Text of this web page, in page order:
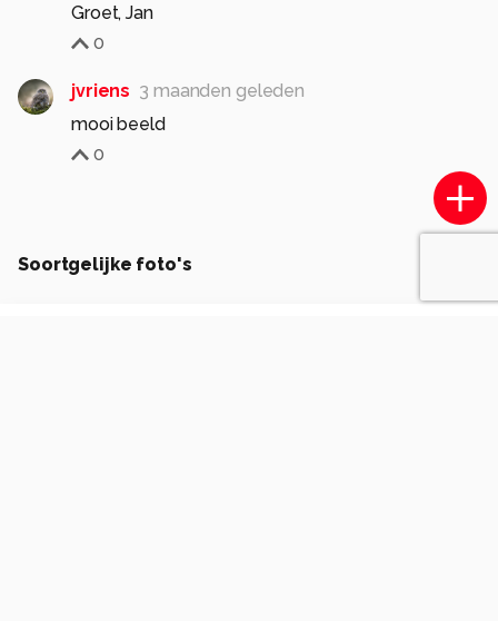
Groet, Jan
0
jvriens 3 maanden geleden
mooi beeld
0
Soortgelijke foto's